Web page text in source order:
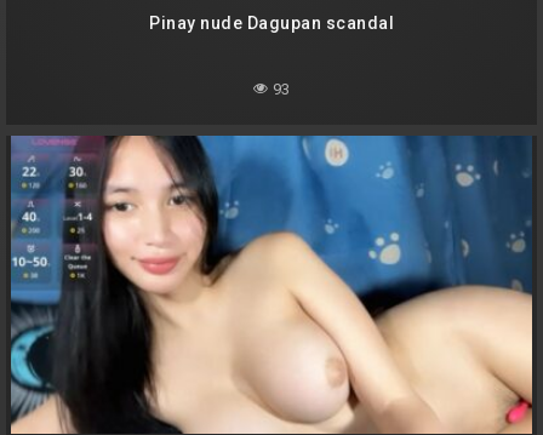
Pinay nude Dagupan scandal
93